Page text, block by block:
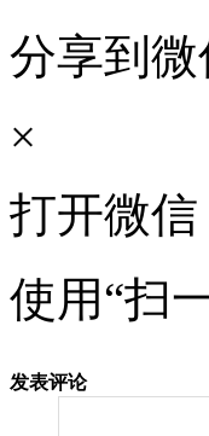
分享到微
×
打开微信
使用“扫
发表评论